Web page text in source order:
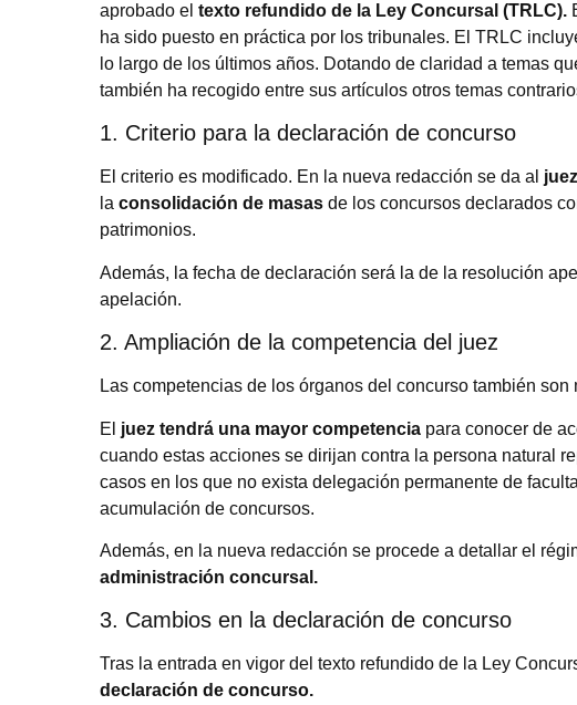
aprobado el texto refundido de la Ley Concursal (TRLC).
ha sido puesto en práctica por los tribunales. El TRLC
lo largo de los últimos años. Dotando de claridad a temas
también ha recogido entre sus artículos otros temas
1. Criterio para la declaración de concurso
El criterio es modificado. En la nueva redacción se da al
la consolidación de masas de los concursos declarados
patrimonios.
Además, la fecha de declaración será la de la resolución
apelación.
2. Ampliación de la competencia del juez
Las competencias de los órganos del concurso también son
El juez tendrá una mayor competencia para conocer de
cuando estas acciones se dirijan contra la persona natural
casos en los que no exista delegación permanente de
acumulación de concursos.
Además, en la nueva redacción se procede a detallar el
administración concursal.
3. Cambios en la declaración de concurso
Tras la entrada en vigor del texto refundido de la Ley
declaración de concurso.